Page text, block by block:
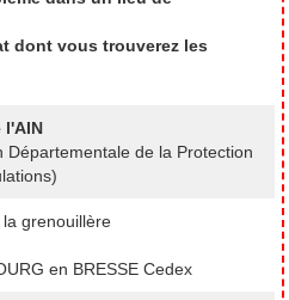
dont vous trouverez les
l'AIN
Départementale de la Protection
grenouillère
en BRESSE Cedex